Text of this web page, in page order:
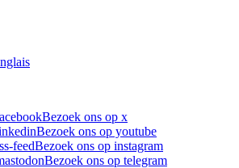
Bezoek ons op x
Bezoek ons op youtube
feedBezoek ons op instagram
Bezoek ons op telegram